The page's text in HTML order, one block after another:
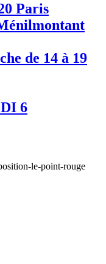
Paris
de 14 à 19
6
le-point-rouge